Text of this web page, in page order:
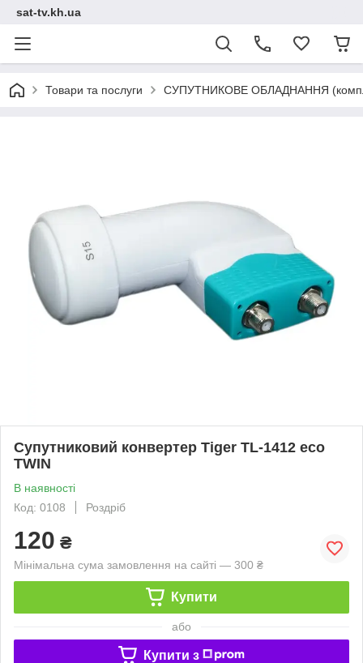
sat-tv.kh.ua
Товари та послуги СУПУТНИКОВЕ ОБЛАДНАННЯ
Супутниковий конвертер Tiger TL-1412 eco
TWIN
В наявності
Код: 0108
Роздріб
120 ₴
Мінімальна сума замовлення на сайті — 300 ₴
Купити
або
Купити з